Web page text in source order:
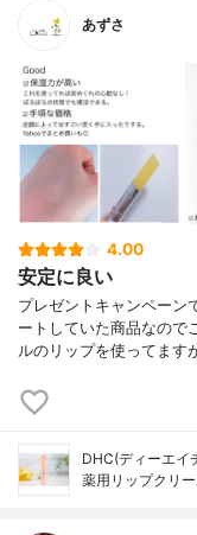
あずさ
4.00
安定に良い
プレゼントキャンペーン
ートしていた商品なので
ルのリップを使ってます
DHC(ディーエイ
薬用リップクリ